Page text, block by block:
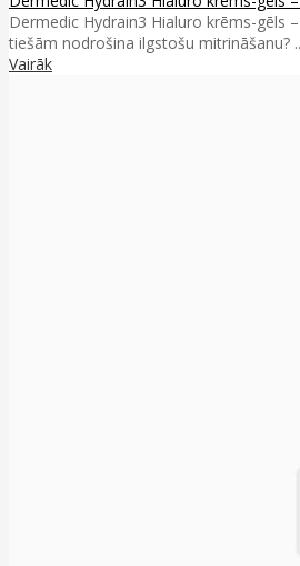
Dermedic Hydrain3 Hialuro krēms-gēls
tiešām nodrošina ilgstošu mitrināšanu?
Vairāk